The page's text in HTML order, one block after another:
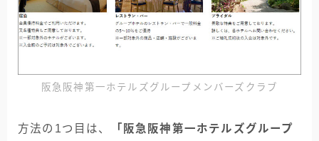
阪急阪神第一ホテルズグループメンバーズクラブ
方法の1つ目は、
「阪急阪神第一ホテルズグループ